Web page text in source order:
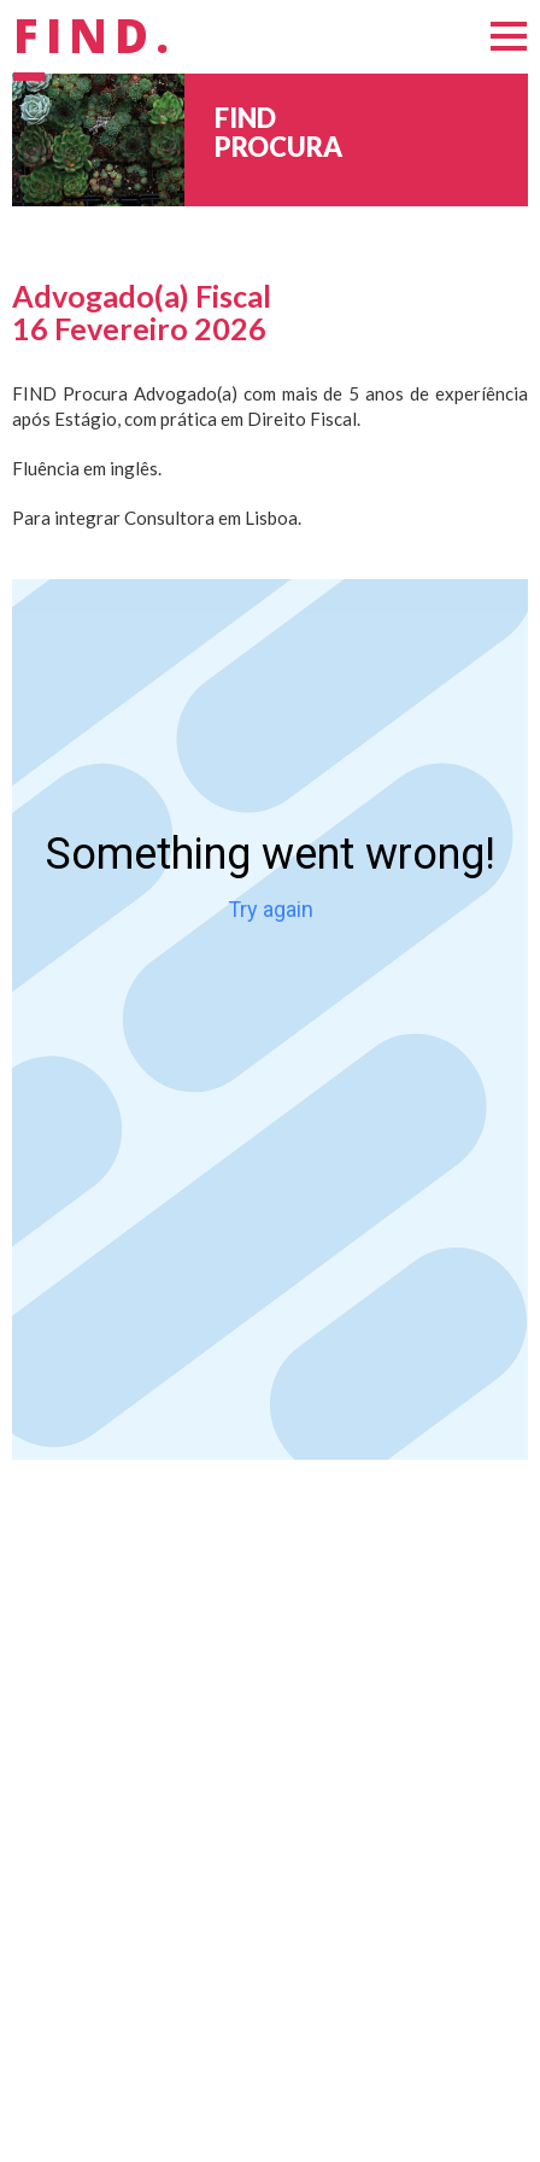
FIND.
FIND
PROCURA
Advogado(a) Fiscal
16 Fevereiro 2026
FIND Procura Advogado(a) com mais de 5 anos de experíência
após Estágio, com prática em Direito Fiscal.
Fluência em inglês.
Para integrar Consultora em Lisboa.